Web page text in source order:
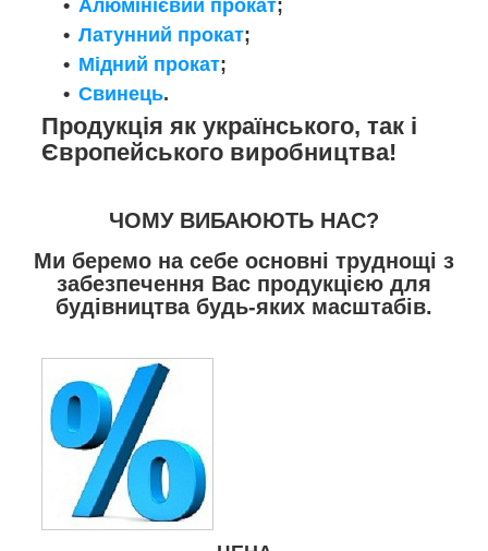
Алюмінієвий прокат;
Латунний прокат;
Мідний прокат;
Свинець.
Продукція як українського, так і
Європейського виробництва!
ЧОМУ ВИБАЮЮТЬ НАС?
Ми беремо на себе основні труднощі з
забезпечення Вас продукцією для
будівництва будь-яких масштабів.